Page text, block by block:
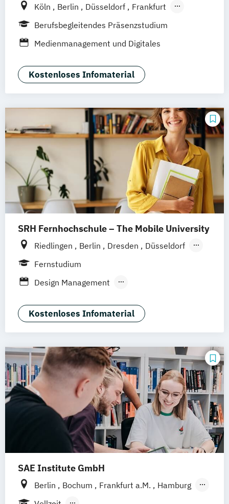
Köln Berlin Düsseldorf
Frankfurt
Hamburg
Idstein München
Wiesbaden
Hannover Dortmund Erfurt Stuttgart
Braunschweig
Berufsbegleitendes Präsenzstudium
Medienmanagement und Digitales
Kostenloses Infomaterial
SRH Fernhochschule – The Mobile University
Riedlingen Berlin Dresden
Düsseldorf
Hamburg
Mannheim Wertheim
Frankfurt am Main Hamm Zürich
Fernstudium
Design Management
Kommunikation und Medienmanagement
Kommunikationsdesign
Mediendesign UX-Design
Kostenloses Infomaterial
SAE Institute GmbH
Berlin Bochum Frankfurt a.M.
Hamburg
Köln
Leipzig